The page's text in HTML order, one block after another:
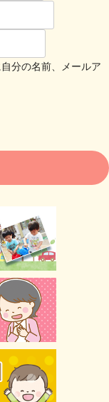
分の名前、メールア